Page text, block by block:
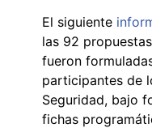
El siguiente
las 92
fueron
participantes de
Seguridad, bajo
fichas